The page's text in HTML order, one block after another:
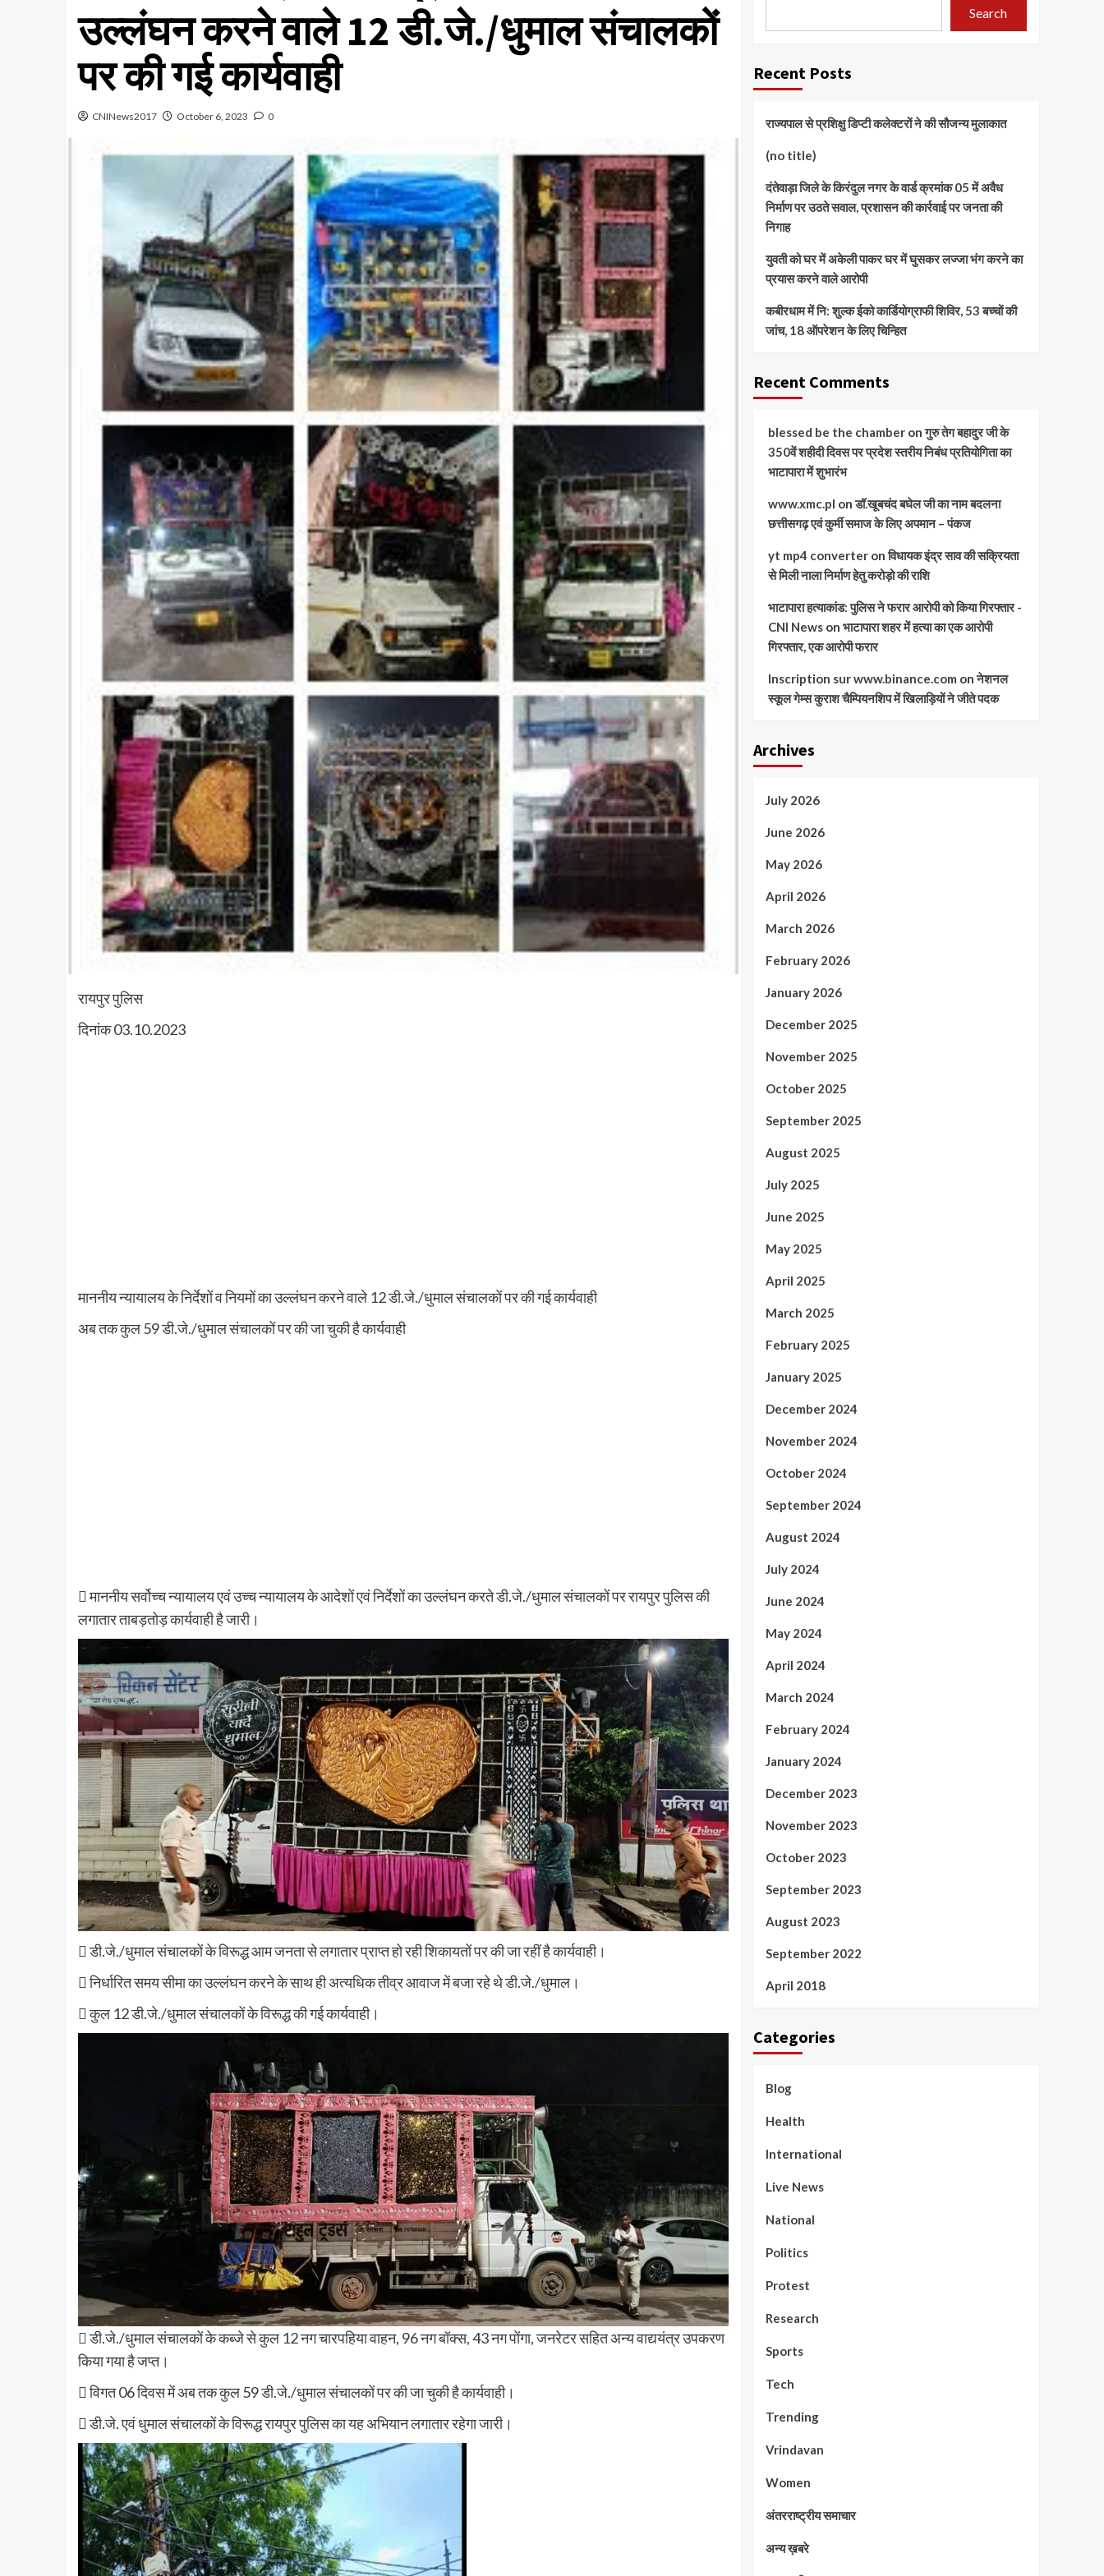
उल्लंघन करने वाले 12 डी.जे./धुमाल संचालकों
पर की गई कार्यवाही
CNINews2017 October 6, 2023 0
रायपुर पुलिस
दिनांक 03.10.2023
माननीय न्यायालय के निर्देशों व नियमों का उल्लंघन करने वाले 12 डी.जे./धुमाल संचालकों पर की गई कार्यवाही
अब तक कुल 59 डी.जे./धुमाल संचालकों पर की जा चुकी है कार्यवाही
 माननीय सर्वोच्च न्यायालय एवं उच्च न्यायालय के आदेशों एवं निर्देशों का उल्लंघन करते डी.जे./धुमाल संचालकों पर रायपुर पुलिस की
लगातार ताबड़तोड़ कार्यवाही है जारी।
 डी.जे./धुमाल संचालकों के विरूद्ध आम जनता से लगातार प्राप्त हो रही शिकायतों पर की जा रहीं है कार्यवाही।
 निर्धारित समय सीमा का उल्लंघन करने के साथ ही अत्यधिक तीव्र आवाज में बजा रहे थे डी.जे./धुमाल।
 कुल 12 डी.जे./धुमाल संचालकों के विरूद्ध की गई कार्यवाही।
 डी.जे./धुमाल संचालकों के कब्जे से कुल 12 नग चारपहिया वाहन, 96 नग बॉक्स, 43 नग पोंगा, जनरेटर सहित अन्य वाद्ययंत्र उपकरण
किया गया है जप्त।
 विगत 06 दिवस में अब तक कुल 59 डी.जे./धुमाल संचालकों पर की जा चुकी है कार्यवाही।
 डी.जे. एवं धुमाल संचालकों के विरूद्ध रायपुर पुलिस का यह अभियान लगातार रहेगा जारी।
Search
Recent Posts
राज्यपाल से प्रशिक्षु डिप्टी कलेक्टरों ने की सौजन्य मुलाकात
(no title)
दंतेवाड़ा जिले के किरंदुल नगर के वार्ड क्रमांक 05 में अवैध
निर्माण पर उठते सवाल, प्रशासन की कार्रवाई पर जनता की
निगाह
युवती को घर में अकेली पाकर घर में घुसकर लज्जा भंग करने का
प्रयास करने वाले आरोपी
कबीरधाम में नि: शुल्क ईको कार्डियोग्राफी शिविर, 53 बच्चों की
जांच, 18 ऑपरेशन के लिए चिन्हित
Recent Comments
blessed be the chamberonगुरु तेग बहादुर जी के
350वें शहीदी दिवस पर प्रदेश स्तरीय निबंध प्रतियोगिता का
भाटापारा में शुभारंभ
www.xmc.pl onडॉ.खूबचंद बघेल जी का नाम बदलना
छत्तीसगढ़ एवं कुर्मी समाज के लिए अपमान – पंकज
yt mp4 converteronविधायक इंद्र साव की सक्रियता
से मिली नाला निर्माण हेतु करोड़ो की राशि
भाटापारा हत्याकांड: पुलिस ने फरार आरोपी को किया गिरफ्तार -
CNI Newson भाटापारा शहर में हत्या का एक आरोपी
गिरफ्तार, एक आरोपी फरार
Inscription sur www.binance.com onनेशनल
स्कूल गेम्स कुराश चैम्पियनशिप में खिलाड़ियों ने जीते पदक
Archives
July 2026
June 2026
May 2026
April 2026
March 2026
February 2026
January 2026
December 2025
November 2025
October 2025
September 2025
August 2025
July 2025
June 2025
May 2025
April 2025
March 2025
February 2025
January 2025
December 2024
November 2024
October 2024
September 2024
August 2024
July 2024
June 2024
May 2024
April 2024
March 2024
February 2024
January 2024
December 2023
November 2023
October 2023
September 2023
August 2023
September 2022
April 2018
Categories
Blog
Health
International
Live News
National
Politics
Protest
Research
Sports
Tech
Trending
Vrindavan
Women
अंतरराष्ट्रीय समाचार
अन्य ख़बरे